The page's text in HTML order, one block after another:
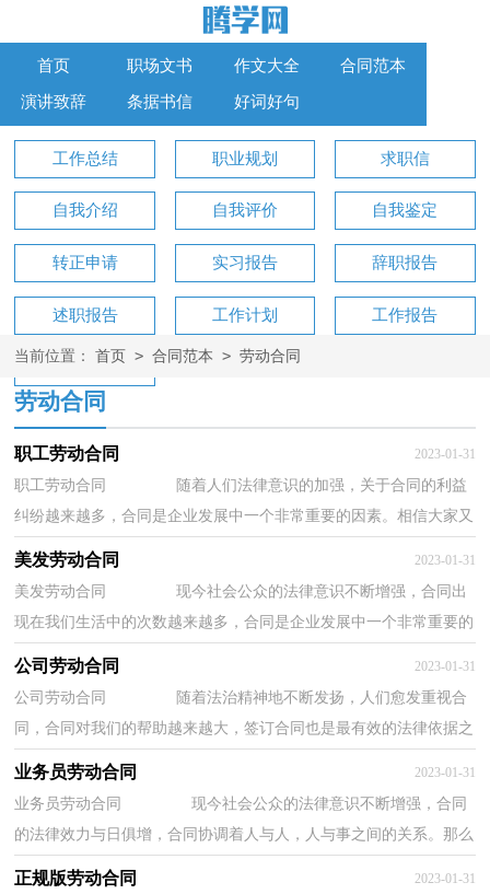
首页 职场文书 作文大全 合同范本
演讲致辞 条据书信 好词好句
工作总结 职业规划 求职信
自我介绍 自我评价 自我鉴定
转正申请 实习报告 辞职报告
述职报告 工作计划 工作报告
工作方案
当前位置： 首页 > 合同范本 > 劳动合同
劳动合同
职工劳动合同 2023-01-31
职工劳动合同 随着人们法律意识的加强，关于合同的利益
纠纷越来越多，合同是企业发展中一个非常重要的因素。相信大家又
在为写合同犯愁了吧，下面是小编收集整理的...
美发劳动合同 2023-01-31
美发劳动合同 现今社会公众的法律意识不断增强，合同出
现在我们生活中的次数越来越多，合同是企业发展中一个非常重要的
公司劳动合同 2023-01-31
公司劳动合同 随着法治精神地不断发扬，人们愈发重视合
同，合同对我们的帮助越来越大，签订合同也是最有效的法律依据之
业务员劳动合同 2023-01-31
业务员劳动合同 现今社会公众的法律意识不断增强，合同
的法律效力与日俱增，合同协调着人与人，人与事之间的关系。那么
正规版劳动合同 2023-01-31